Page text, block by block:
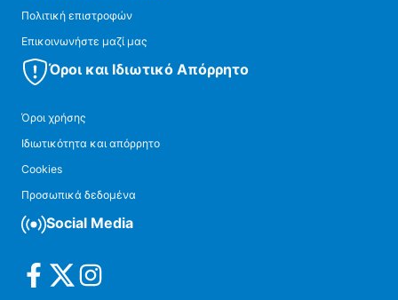
Πολιτική επιστροφών
Επικοινωνήστε μαζί μας
Όροι και Ιδιωτικό Απόρρητο
Όροι χρήσης
Ιδιωτικότητα και απόρρητο
Cookies
Προσωπικά δεδομένα
Social Media